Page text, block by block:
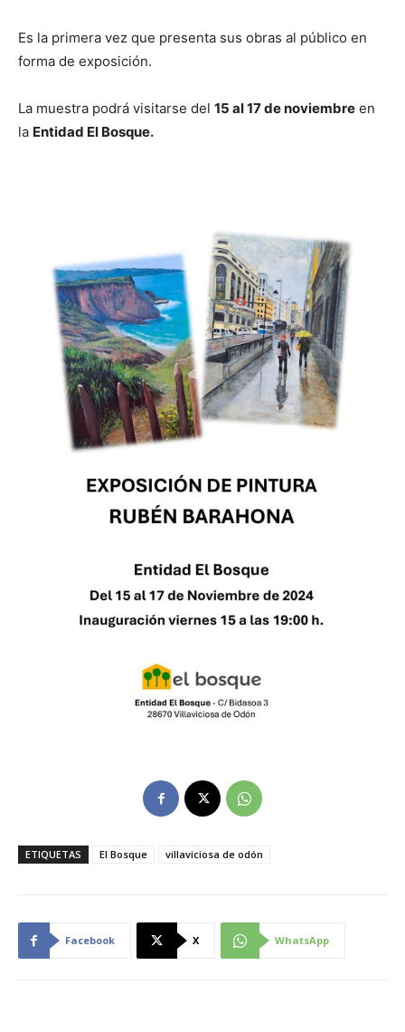
Es la primera vez que presenta sus obras al público en
forma de exposición.
La muestra podrá visitarse del 15 al 17 de noviembre en
la Entidad El Bosque.
ETIQUETAS El Bosque villaviciosa de odón
Facebook X WhatsApp